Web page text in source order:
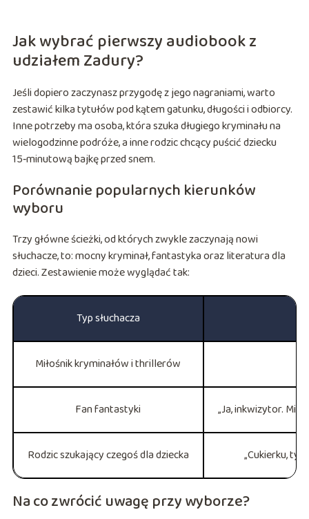
Jak wybrać pierwszy audiobook z
udziałem Zadury?
Jeśli dopiero zaczynasz przygodę z jego nagraniami, warto
zestawić kilka tytułów pod kątem gatunku, długości i odbiorcy.
Inne potrzeby ma osoba, która szuka długiego kryminału na
wielogodzinne podróże, a inne rodzic chcący puścić dziecku
15‑minutową bajkę przed snem.
Porównanie popularnych kierunków
wyboru
Trzy główne ścieżki, od których zwykle zaczynają nowi
słuchacze, to: mocny kryminał, fantastyka oraz literatura dla
dzieci. Zestawienie może wyglądać tak:
Typ słuchacza
Miłośnik kryminałów i thrillerów
Fan fantastyki „Ja, inkwizytor.
Rodzic szukający czegoś dla dziecka „Cukierku, ty
Na co zwrócić uwagę przy wyborze?